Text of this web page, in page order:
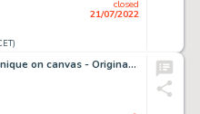
closed
21/07/2022
Iron Man - Oil technique on canvas - Original Artwork by Reinier (2021)